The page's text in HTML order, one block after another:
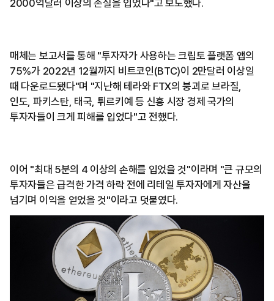
2000억달러 이상의 손실을 입었다"고 보도했다.
매체는 보고서를 통해 "투자자가 사용하는 크립토 플랫폼 앱의
75%가 2022년 12월까지 비트코인(BTC)이 2만달러 이상일
때 다운로드됐다"며 "지난해 테라와 FTX의 붕괴로 브라질,
인도, 파키스탄, 태국, 튀르키예 등 신흥 시장 경제 국가의
투자자들이 크게 피해를 입었다"고 전했다.
이어 "최대 5분의 4 이상의 손해를 입었을 것"이라며 "큰 규모의
투자자들은 급격한 가격 하락 전에 리테일 투자자에게 자산을
넘기며 이익을 얻었을 것"이라고 덧붙였다.